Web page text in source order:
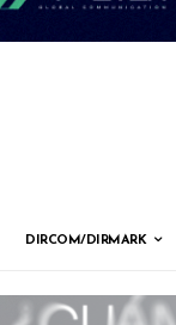
DIRCOM/DIRMARK